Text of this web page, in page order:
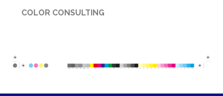
COLOR CONSULTING